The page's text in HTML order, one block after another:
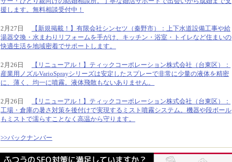
援します。無料相談受付中！
2月27日
【新規掲載！】有限会社シンセツ（秦野市）：上下水道設備工事や給
湯器交換・水まわりリフォームを手がけ、キッチン・浴室・トイレなど住まいの
快適生活を地域密着でサポートします。
2月26日
【リニューアル！】ティックコーポレーション株式会社（台東区）：
産業用ノズルVarioSprayシリーズは安定したスプレーで非常に少量の液体を精密
に、薄く、均一に噴霧。液体飛散もないありません。
2月26日
【リニューアル！】ティックコーポレーション株式会社（台東区）：
工場・倉庫の暑さ対策を後付けで実現するミスト噴霧システム。機器や段ボール
もミストで濡らすことなく高温から守ります。
>>バックナンバー